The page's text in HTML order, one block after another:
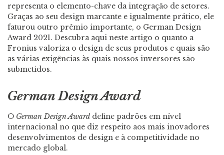
representa o elemento-chave da integração de setores.
Graças ao seu design marcante e igualmente prático, ele
faturou outro prêmio importante, o German Design
Award 2021. Descubra aqui neste artigo o quanto a
Fronius valoriza o design de seus produtos e quais são
as várias exigências às quais nossos inversores são
submetidos.
German Design Award
O German Design Award define padrões em nível
internacional no que diz respeito aos mais inovadores
desenvolvimentos de design e à competitividade no
mercado global.